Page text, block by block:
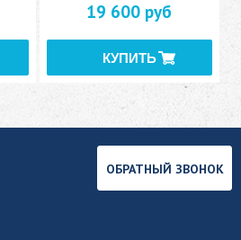
19 600 руб
ОБРАТНЫЙ ЗВОНОК